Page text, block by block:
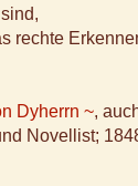
rechte
Dyherrn ~,
Novellist;